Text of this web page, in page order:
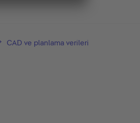
CAD ve planlama verileri